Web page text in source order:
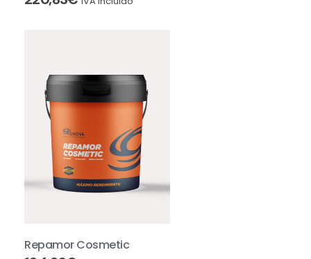
Repamor Cosmetic